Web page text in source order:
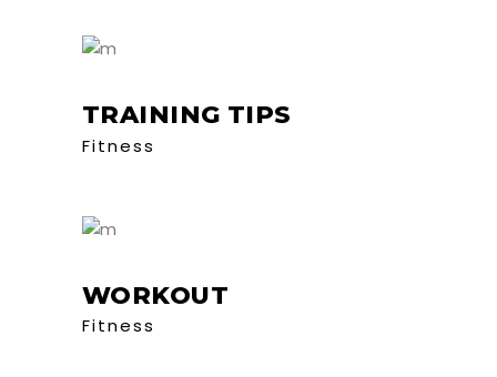
TRAINING TIPS
Fitness
WORKOUT
Fitness